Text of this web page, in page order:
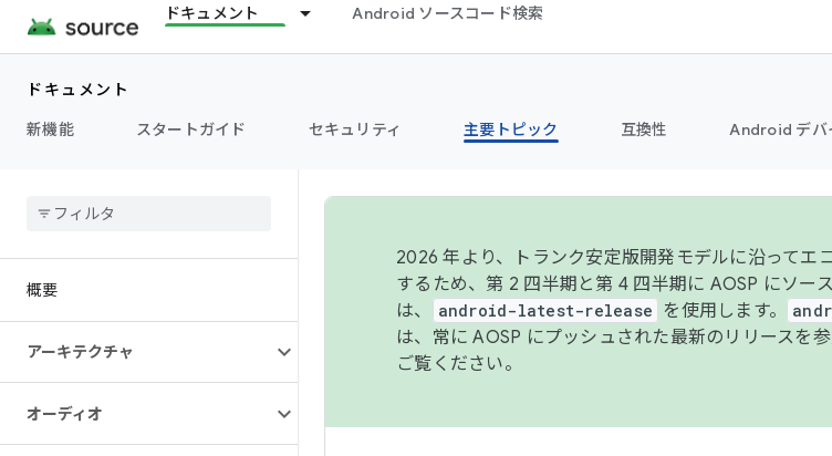
ドキュメント Android ソースコード検索
ドキュメント
新機能
スタートガイド セキュリティ 主要トピック 互換性 Android デバ
概要
アーキテクチャ
オーディオ
2026 年より、トランク安定版開発モデルに沿ってエ
するため、第 2 四半期と第 4 四半期に AOSP にソー
は、
android-latest-release を使用します。
は、常に AOSP にプッシュされた最新のリリースを
ご覧ください。